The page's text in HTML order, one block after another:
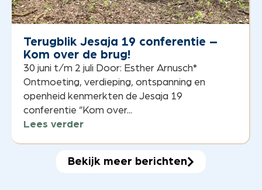
Terugblik Jesaja 19 conferentie –
Kom over de brug!
30 juni t/m 2 juli Door: Esther Arnusch*
Ontmoeting, verdieping, ontspanning en
openheid kenmerkten de Jesaja 19
conferentie “Kom over...
Lees verder
Bekijk meer berichten